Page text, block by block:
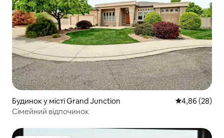
Будинок у місті Grand Junction Середня
4,86 (28)
Сімейний відпочинок